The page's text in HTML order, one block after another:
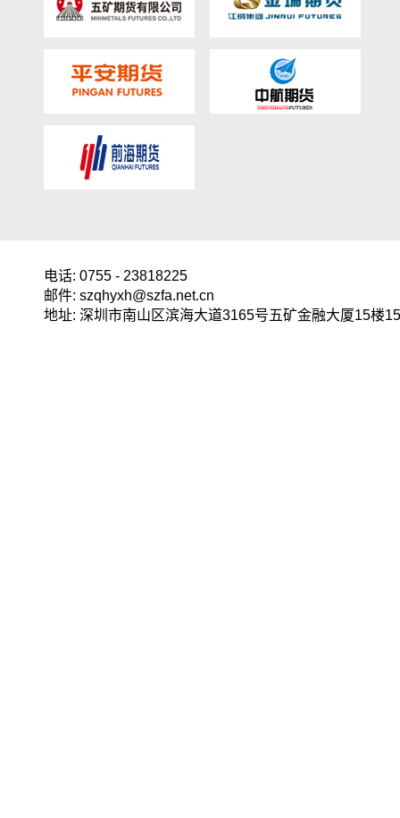
电话: 0755 - 23818225
邮件: szqhyxh@szfa.net.cn
地址: 深圳市南山区滨海大道3165号五矿金融大厦15楼